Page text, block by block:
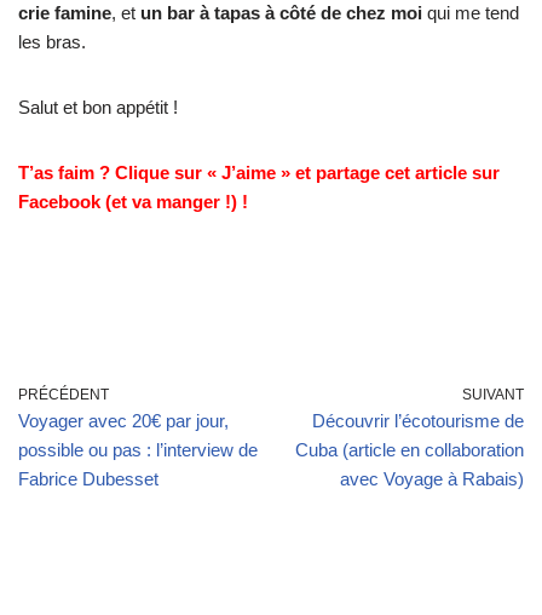
crie famine, et un bar à tapas à côté de chez moi qui me tend
les bras.
Salut et bon appétit !
T’as faim ? Clique sur « J’aime » et partage cet article sur
Facebook (et va manger !) !
PRÉCÉDENT
Voyager avec 20€ par jour,
possible ou pas : l’interview de
Fabrice Dubesset
SUIVANT
Découvrir l’écotourisme de
Cuba (article en collaboration
avec Voyage à Rabais)